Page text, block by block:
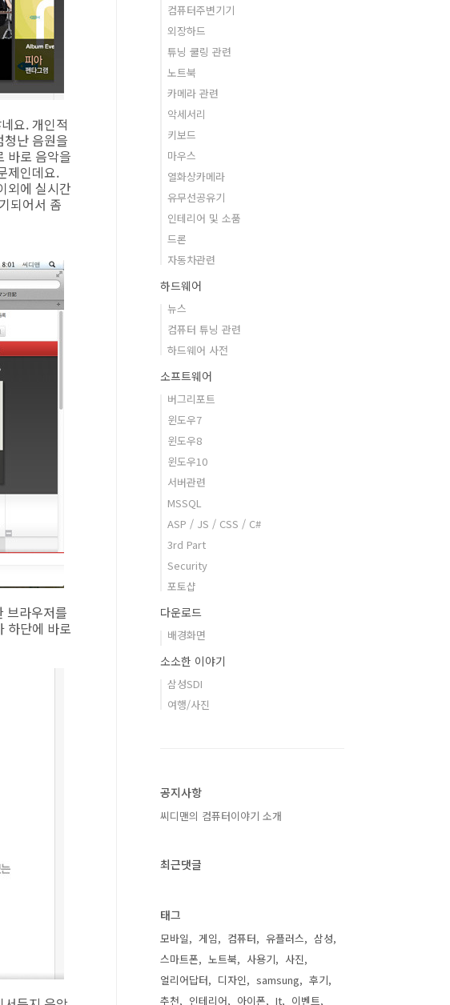
요. 개인적
난 음원을
바로 음악을
제인데요.
외에 실시간
되어서 좀
브라우저를
하단에 바로
컴퓨터주변기기
외장하드
튜닝 쿨링 관련
노트북
카메라 관련
악세서리
키보드
마우스
열화상카메라
유무선공유기
인테리어 및 소품
드론
자동차관련
하드웨어
뉴스
컴퓨터 튜닝 관련
하드웨어 사전
소프트웨어
버그리포트
윈도우7
윈도우8
윈도우10
서버관련
MSSQL
ASP / JS / CSS / C#
3rd Part
Security
포토샵
다운로드
배경화면
소소한 이야기
삼성SDI
여행/사진
공지사항
씨디맨의 컴퓨터이야기 소개
최근댓글
태그
모바일 게임 컴퓨터 유플러스
삼성
스마트폰
노트북 사용기
사진
얼리어답터
디자인 samsung
후기
추천
인테리어 아이폰 It
이벤트